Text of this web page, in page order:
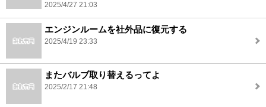
2025/4/27 21:03
エンジンルームを社外品に復元する
2025/4/19 23:33
またバルブ取り替えるってよ
2025/2/17 21:48